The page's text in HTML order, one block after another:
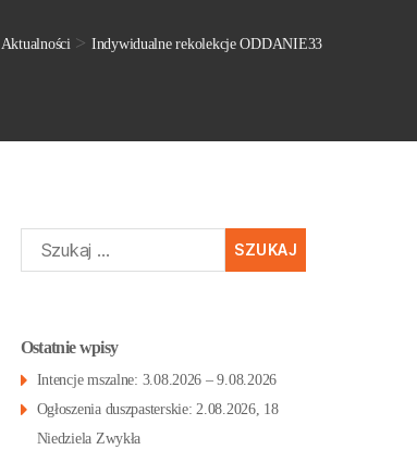
Aktualności> Indywidualne rekolekcje ODDANIE33
Szukaj:
Ostatnie wpisy
Intencje mszalne: 3.08.2026 – 9.08.2026
Ogłoszenia duszpasterskie: 2.08.2026, 18
Niedziela Zwykła